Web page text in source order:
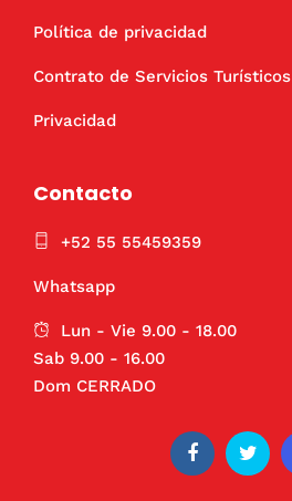
Política de privacidad
Contrato de Servicios Turísticos
Privacidad
Contacto
+52 55 55459359
Whatsapp
Lun - Vie 9.00 - 18.00
Sab 9.00 - 16.00
Dom CERRADO